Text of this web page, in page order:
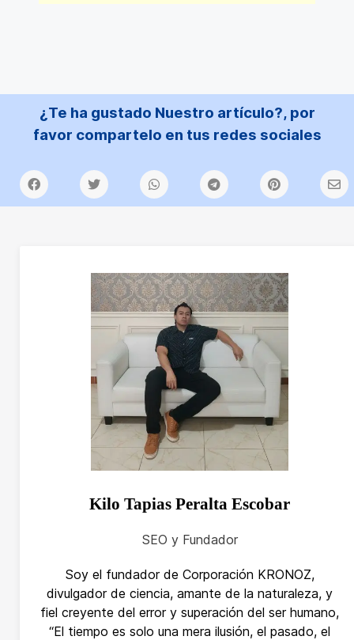
¿Te ha gustado Nuestro artículo?, por
favor compartelo en tus redes sociales
Kilo Tapias Peralta Escobar
SEO y Fundador
Soy el fundador de Corporación KRONOZ,
divulgador de ciencia, amante de la naturaleza, y
fiel creyente del error y superación del ser humano,
“El tiempo es solo una mera ilusión, el pasado, el